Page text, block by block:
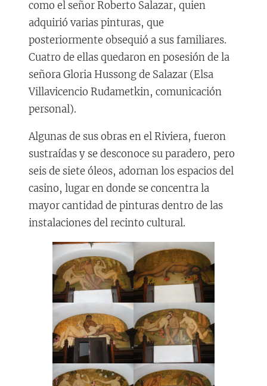
como el señor Roberto Salazar, quien
adquirió varias pinturas, que
posteriormente obsequió a sus familiares.
Cuatro de ellas quedaron en posesión de la
señora Gloria Hussong de Salazar (Elsa
Villavicencio Rudametkin, comunicación
personal).
Algunas de sus obras en el Riviera, fueron
sustraídas y se desconoce su paradero, pero
seis de siete óleos, adornan los espacios del
casino, lugar en donde se concentra la
mayor cantidad de pinturas dentro de las
instalaciones del recinto cultural.